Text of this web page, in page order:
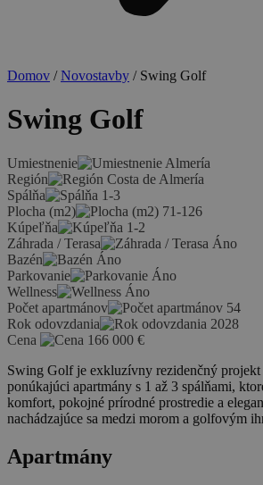
Domov /Novostavby / Swing Golf
Swing Golf
Umiestnenie
Almería
Región
Costa de Almería
Spálňa
1-3
Plocha (m2)
71-126
Kúpeľňa
1-2
Záhrada / Terasa
Áno
Bazén
Áno
Parkovanie
Áno
Wellness
Áno
Počet apartmánov
54
Rok odovzdania
2028
Cena
166 000 €
Swing Golf je exkluzívny rezidenčný
ponúkajúci apartmány s 1 až 3 spálňami,
komfort, pokojné prírodné prostredie a
nachádzajúce sa medzi morom a golfovým
Apartmány